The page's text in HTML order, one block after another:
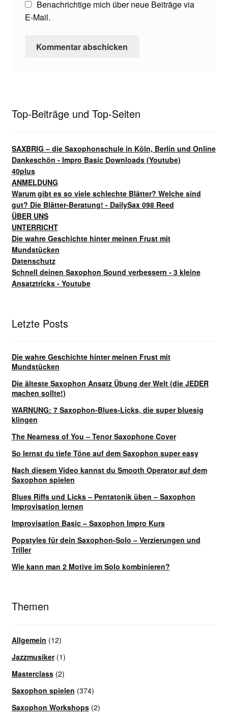
Benachrichtige mich über neue Beiträge via
E-Mail.
Top-Beiträge und Top-Seiten
SAXBRIG – die Saxophonschule in Köln, Berlin und Online
Dankeschön - Impro Basic Downloads (Youtube)
40plus
ANMELDUNG
Warum gibt es so viele schlechte Blätter? Welche sind
gut? Die Blätter-Beratung! - DailySax 098 Reed
ÜBER UNS
UNTERRICHT
Die wahre Geschichte hinter meinen Frust mit
Mundstücken
Datenschutz
Schnell deinen Saxophon Sound verbessern - 3 kleine
Ansatztricks - Youtube
Letzte Posts
Die wahre Geschichte hinter meinen Frust mit
Mundstücken
Die älteste Saxophon Ansatz Übung der Welt (die JEDER
machen sollte!)
WARNUNG: 7 Saxophon-Blues-Licks, die super bluesig
klingen
The Nearness of You – Tenor Saxophone Cover
So lernst du tiefe Töne auf dem Saxophon super easy
Nach diesem Video kannst du Smooth Operator auf dem
Saxophon spielen
Blues Riffs und Licks – Pentatonik üben – Saxophon
Improvisation lernen
Improvisation Basic – Saxophon Impro Kurs
Popstyles für dein Saxophon-Solo – Verzierungen und
Triller
Wie kann man 2 Motive im Solo kombinieren?
Themen
Allgemein (12)
Jazzmusiker(1)
Masterclass(2)
Saxophon spielen (374)
Saxophon Workshops(2)